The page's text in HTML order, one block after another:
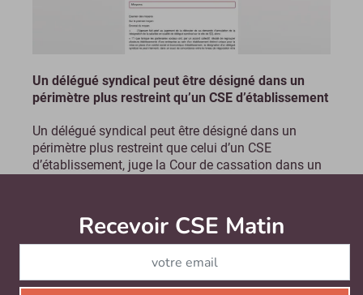
Un délégué syndical peut être désigné dans un
périmètre plus restreint qu’un CSE d’établissement
Un délégué syndical peut être désigné dans un
périmètre plus restreint que celui d’un CSE
d’établissement, juge la Cour de cassation dans un
Recevoir CSE Matin